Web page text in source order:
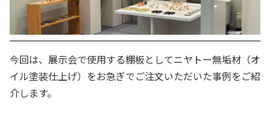
今回は、展示会で使用する棚板としてニヤトー無垢材（オ
イル塗装仕上げ）をお急ぎでご注文いただいた事例をご紹
介します。